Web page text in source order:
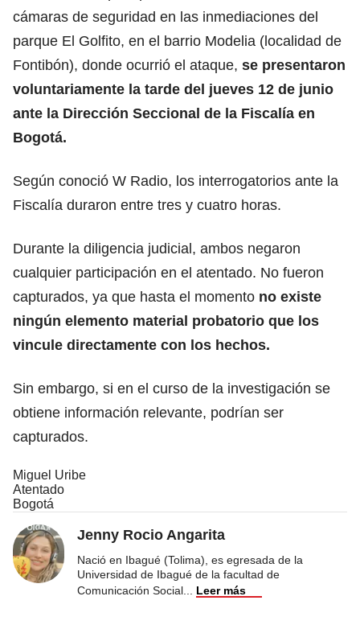
cámaras de seguridad en las inmediaciones del
parque El Golfito, en el barrio Modelia (localidad de
Fontibón), donde ocurrió el ataque, se presentaron
voluntariamente la tarde del jueves 12 de junio
ante la Dirección Seccional de la Fiscalía en
Bogotá.
Según conoció W Radio, los interrogatorios ante la
Fiscalía duraron entre tres y cuatro horas.
Durante la diligencia judicial, ambos negaron
cualquier participación en el atentado. No fueron
capturados, ya que hasta el momento no existe
ningún elemento material probatorio que los
vincule directamente con los hechos.
Sin embargo, si en el curso de la investigación se
obtiene información relevante, podrían ser
capturados.
Miguel Uribe
Atentado
Bogotá
Jenny Rocio Angarita
Nació en Ibagué (Tolima), es egresada de la
Universidad de Ibagué de la facultad de
Comunicación Social
Leer más